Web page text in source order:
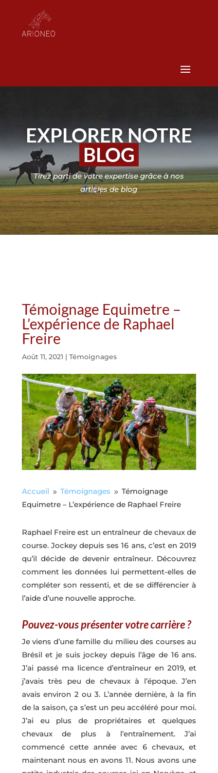
EXPLORER NOTRE
BLOG
Tirez parti de votre expertise grâce à nos
articles de blog
Témoignage Equimetre –
L’expérience de Raphael
Freire
Août 11, 2021 | Témoignages
Accueil 9 Témoignages 9 Témoignage
Equimetre – L’expérience de Raphael Freire
Raphael Freire est un entraîneur de chevaux de
course. Jockey depuis ses 16 ans, c’est en 2019
qu’il décide de devenir entraîneur. Découvrez
comment les données lui permettent-elles de
compléter son ressenti, et de se différencier à
l’aide d’une nouvelle approche.
Pouvez-vous présenter votre carrière ?
Je viens d’une famille du milieu des courses au
Brésil et je suis jockey depuis l’âge de 16 ans.
J’ai passé ma licence d’entraîneur en 2019, et
j’avais très peu de chevaux à l’époque. J’en
avais environ 2 ou 3. L’année dernière, à la fin
de la saison, ça s’est un peu accéléré pour moi.
J’ai eu plus de propriétaires et quelques
chevaux de plus à l’entraînement. J’ai
commencé cette année avec 6 chevaux, et
maintenant nous en avons 11. Nous avons une